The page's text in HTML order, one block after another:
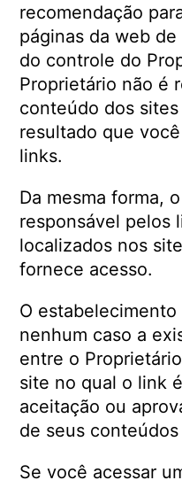
recomendação
páginas da web
do controle do
Proprietário não é
conteúdo dos
resultado que
links.
Da mesma forma,
responsável pelos
localizados nos
fornece acesso.
O
nenhum caso a
entre o
site no qual o link
aceitação ou
de seus
Se você acessar